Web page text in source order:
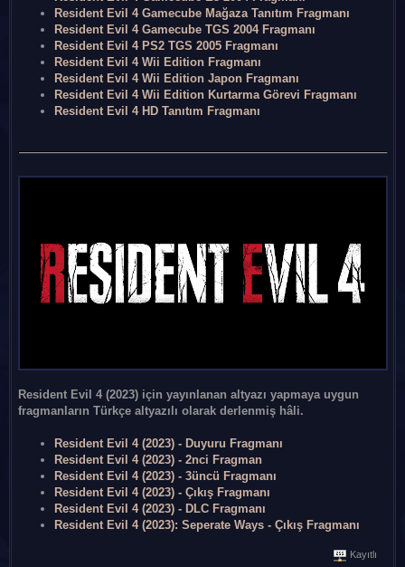
Resident Evil 4 Gamecube Mağaza Tanıtım Fragmanı
Resident Evil 4 Gamecube TGS 2004 Fragmanı
Resident Evil 4 PS2 TGS 2005 Fragmanı
Resident Evil 4 Wii Edition Fragmanı
Resident Evil 4 Wii Edition Japon Fragmanı
Resident Evil 4 Wii Edition Kurtarma Görevi Fragmanı
Resident Evil 4 HD Tanıtım Fragmanı
Resident Evil 4 (2023) için yayınlanan altyazı yapmaya uygun
fragmanların Türkçe altyazılı olarak derlenmiş hâli.
Resident Evil 4 (2023) - Duyuru Fragmanı
Resident Evil 4 (2023) - 2nci Fragman
Resident Evil 4 (2023) - 3üncü Fragmanı
Resident Evil 4 (2023) - Çıkış Fragmanı
Resident Evil 4 (2023) - DLC Fragmanı
Resident Evil 4 (2023): Seperate Ways - Çıkış Fragmanı
Kayıtlı